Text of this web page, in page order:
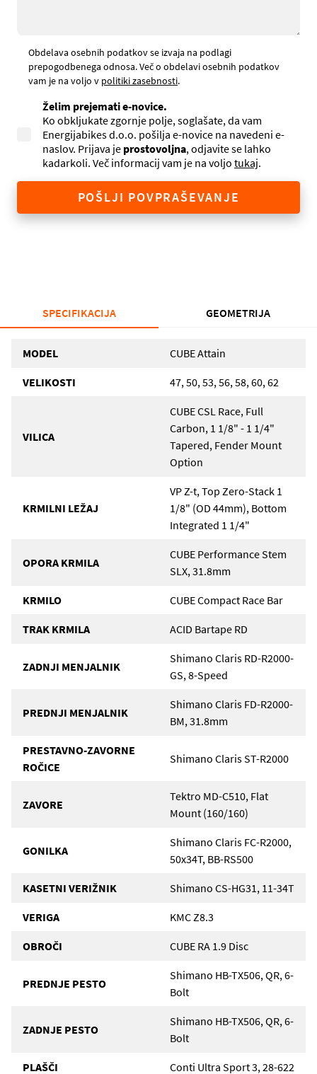
Obdelava osebnih podatkov se izvaja na podlagi
prepogodbenega odnosa. Več o obdelavi osebnih podatkov
vam je na voljo v politiki zasebnosti.
Želim prejemati e-novice.
Ko obkljukate zgornje polje, soglašate, da vam
Energijabikes d.o.o. pošilja e-novice na navedeni e-
naslov. Prijava je prostovoljna, odjavite se lahko
kadarkoli. Več informacij vam je na voljo tukaj.
POŠLJI POVPRAŠEVANJE
SPECIFIKACIJA GEOMETRIJA
MODEL CUBE Attain
VELIKOSTI 47, 50, 53, 56, 58, 60, 62
VILICA
CUBE CSL Race, Full
Carbon, 1 1/8" - 1 1/4"
Tapered, Fender Mount
Option
KRMILNI LEŽAJ
VP Z-t, Top Zero-Stack 1
1/8" (OD 44mm), Bottom
Integrated 1 1/4"
OPORA KRMILA
CUBE Performance Stem
SLX, 31.8mm
KRMILO CUBE Compact Race Bar
TRAK KRMILA ACID Bartape RD
ZADNJI MENJALNIK
Shimano Claris RD-R2000-
GS, 8-Speed
PREDNJI MENJALNIK
Shimano Claris FD-R2000-
BM, 31.8mm
PRESTAVNO-ZAVORNE
ROČICE
Shimano Claris ST-R2000
ZAVORE
Tektro MD-C510, Flat
Mount (160/160)
GONILKA
Shimano Claris FC-R2000,
50x34T, BB-RS500
KASETNI VERIŽNIK Shimano CS-HG31, 11-34T
VERIGA KMC Z8.3
OBROČI CUBE RA 1.9 Disc
PREDNJE PESTO
Shimano HB-TX506, QR, 6-
Bolt
ZADNJE PESTO
Shimano HB-TX506, QR, 6-
Bolt
PLAŠČI Conti Ultra Sport 3, 28-622